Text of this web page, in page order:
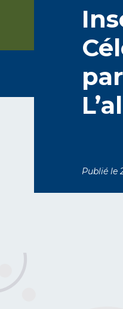
Publié le